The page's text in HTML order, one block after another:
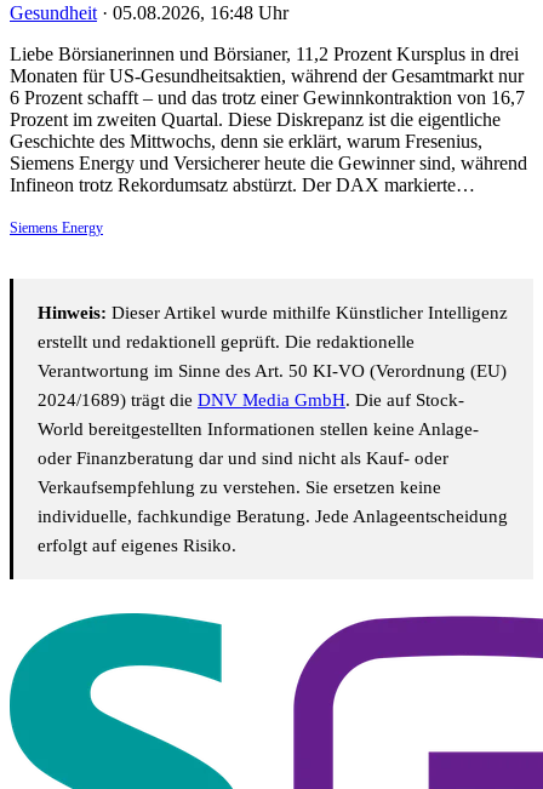
Gesundheit · 05.08.2026, 16:48 Uhr
Liebe Börsianerinnen und Börsianer, 11,2 Prozent Kursplus in drei
Monaten für US-Gesundheitsaktien, während der Gesamtmarkt nur
6 Prozent schafft – und das trotz einer Gewinnkontraktion von 16,7
Prozent im zweiten Quartal. Diese Diskrepanz ist die eigentliche
Geschichte des Mittwochs, denn sie erklärt, warum Fresenius,
Siemens Energy und Versicherer heute die Gewinner sind, während
Infineon trotz Rekordumsatz abstürzt. Der DAX markierte…
Siemens Energy
Hinweis: Dieser Artikel wurde mithilfe Künstlicher Intelligenz
erstellt und redaktionell geprüft. Die redaktionelle
Verantwortung im Sinne des Art. 50 KI-VO (Verordnung (EU)
2024/1689) trägt die DNV Media GmbH. Die auf Stock-
World bereitgestellten Informationen stellen keine Anlage-
oder Finanzberatung dar und sind nicht als Kauf- oder
Verkaufsempfehlung zu verstehen. Sie ersetzen keine
individuelle, fachkundige Beratung. Jede Anlageentscheidung
erfolgt auf eigenes Risiko.